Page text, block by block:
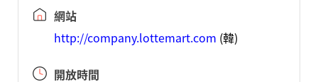
網站
http://company.lottemart.com (韓)
開放時間